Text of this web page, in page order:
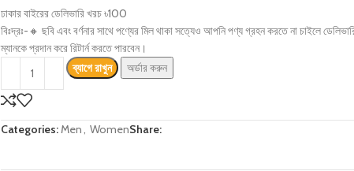
ঢাকার বাইরের ডেলিভারি খরচ ৳100
বিঃদ্রঃ-🔸 ছবি এবং বর্ণনার সাথে পণ্যের মিল থাকা সত্যেও আপনি পণ্য গ্রহন করতে না চাইলে
ম্যানকে প্রদান করে রিটার্ন করতে পারবেন।
ব্যাগে রাখুন
অর্ডার করুন
Categories: Men WomenShare: